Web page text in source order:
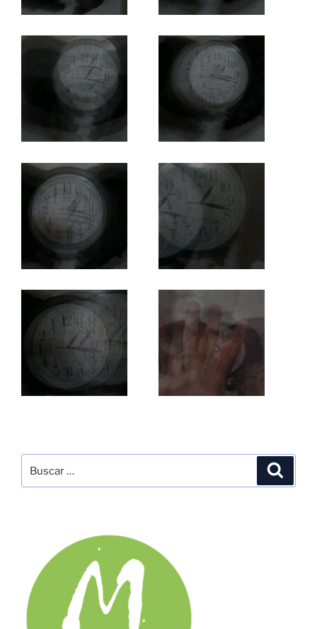
por: